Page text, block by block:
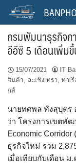
Skip
กรมพัมนาธุรกิจก
อีอีซี 5 เดือนเพิ่ม
15/07/2021 IT
สินค้า, ฉะเชิงเทรา, ท่าเรื
กส์
นายทศพล ทังสุบุตร
ว่า โครงการเขตพั
Economic
ธุรกิจใหม่ รวม
เมื่อเทียบกับเดือน ม